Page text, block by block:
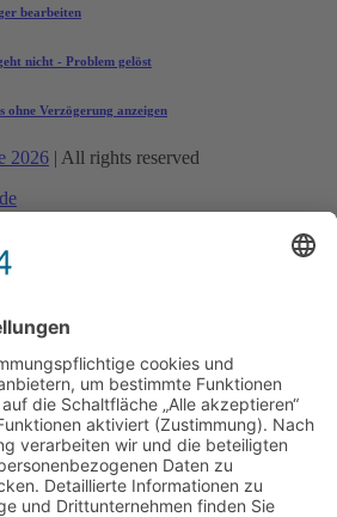
bearbeiten
nicht - Problem gelöst
ohne Verzögerung anzeigen
2026 | All rights reserved
Tipps Tricks